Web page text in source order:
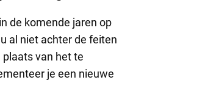
de komende jaren op
al niet achter de feiten
van het te
je een nieuwe